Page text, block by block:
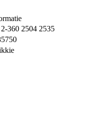
360 2504 2535